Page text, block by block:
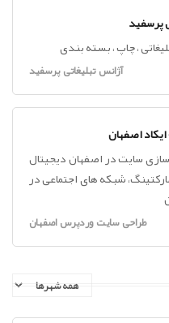
پرسفید
، چاپ ، بسته بندی
آژانس تبلیغاتی پرسفید
اصفهان
سایت در اصفهان دیجیتال
شبکه های اجتماعی در
طراحی سایت وردپرس اصفهان